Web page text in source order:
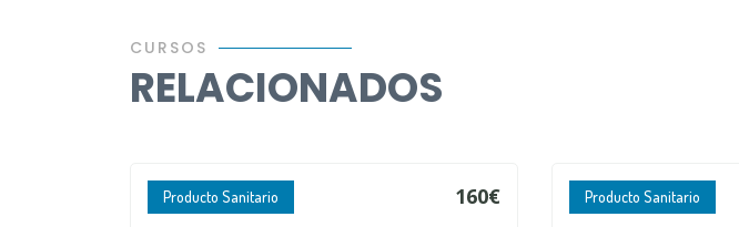
CURSOS
RELACIONADOS
Producto Sanitario 160€ Producto Sanitario